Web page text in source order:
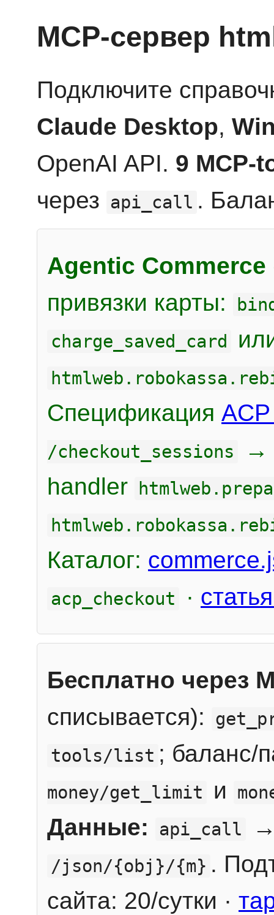
MCP-сервер
Подключите
Claude Desktop,
OpenAI API. 9 MCP-
через api_call .
Agentic Commerce
привязки карты:
charge_saved_card
Спецификация
/checkout_sessions
handler
Каталог:
acp_checkout ·
Бесплатно через
списывается):
tools/list ; баланс/
money/get_limit и
Данные: api_call
/json/{obj}/{m} .
сайта: 20/сутки ·